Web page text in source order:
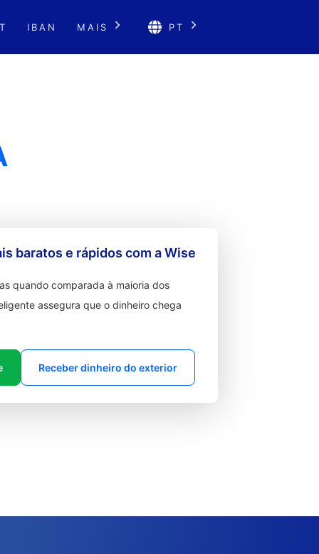
IBAN MAIS PT
baratos e rápidos com a Wise
quando comparada à maioria dos
assegura que o dinheiro chega
Receber dinheiro do exterior